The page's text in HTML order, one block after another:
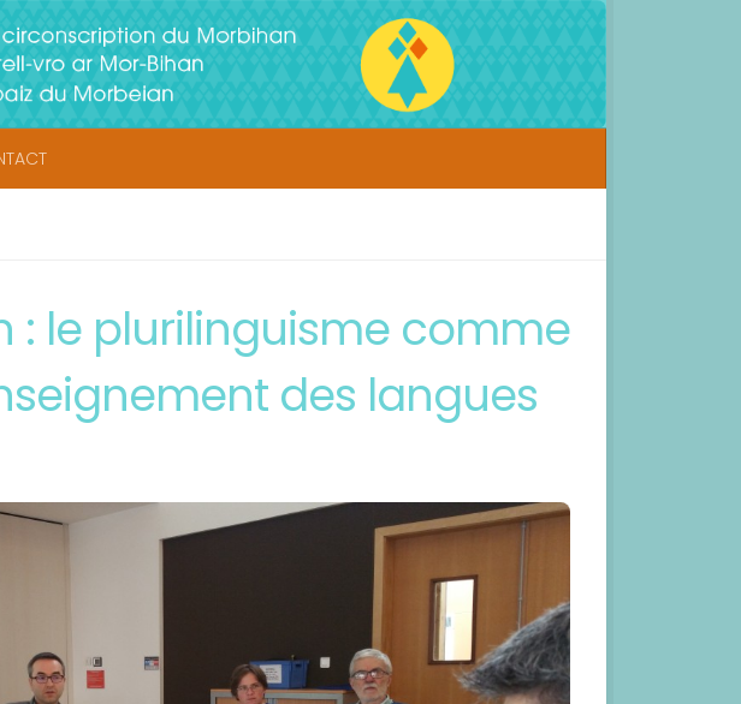
: le plurilinguisme comme
des langues